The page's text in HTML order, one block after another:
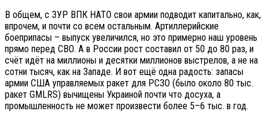
В общем, с ЗУР ВПК НАТО свои армии подводит капитально, как,
впрочем, и почти со всем остальным. Артиллерийские
боеприпасы – выпуск увеличился, но это примерно наш уровень
прямо перед СВО. А в России рост составил от 50 до 80 раз, и
счёт идёт на миллионы и десятки миллионов выстрелов, а не на
сотни тысяч, как на Западе. И вот ещё одна радость: запасы
армии США управляемых ракет для РСЗО (было около 80 тыс.
ракет GMLRS) вычищены Украиной почти что досуха, а
промышленность не может произвести более 5–6 тыс. в год.